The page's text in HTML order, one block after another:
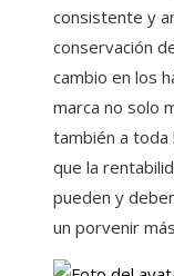
consistente y
conservación
cambio en los
marca no solo
también a toda
que la
pueden y
un porvenir